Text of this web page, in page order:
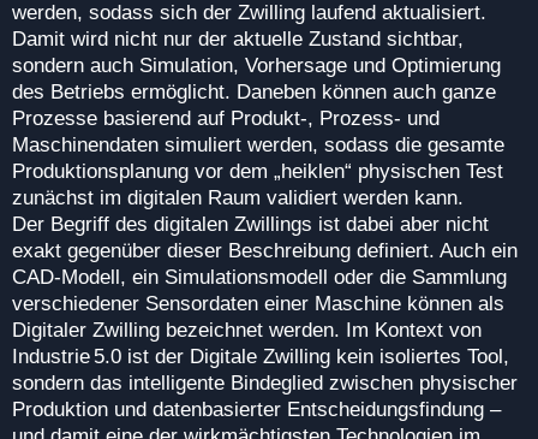
werden, sodass sich der Zwilling laufend aktualisiert.
Damit wird nicht nur der aktuelle Zustand sichtbar,
sondern auch Simulation, Vorhersage und Optimierung
des Betriebs ermöglicht. Daneben können auch ganze
Prozesse basierend auf Produkt‑, Prozess‑ und
Maschinendaten simuliert werden, sodass die gesamte
Produktionsplanung vor dem „heiklen“ physischen Test
zunächst im digitalen Raum validiert werden kann.
Der Begriff des digitalen Zwillings ist dabei aber nicht
exakt gegenüber dieser Beschreibung definiert. Auch ein
CAD‑Modell, ein Simulationsmodell oder die Sammlung
verschiedener Sensordaten einer Maschine können als
Digitaler Zwilling bezeichnet werden. Im Kontext von
Industrie 5.0 ist der Digitale Zwilling kein isoliertes Tool,
sondern das intelligente Bindeglied zwischen physischer
Produktion und datenbasierter Entscheidungsfindung –